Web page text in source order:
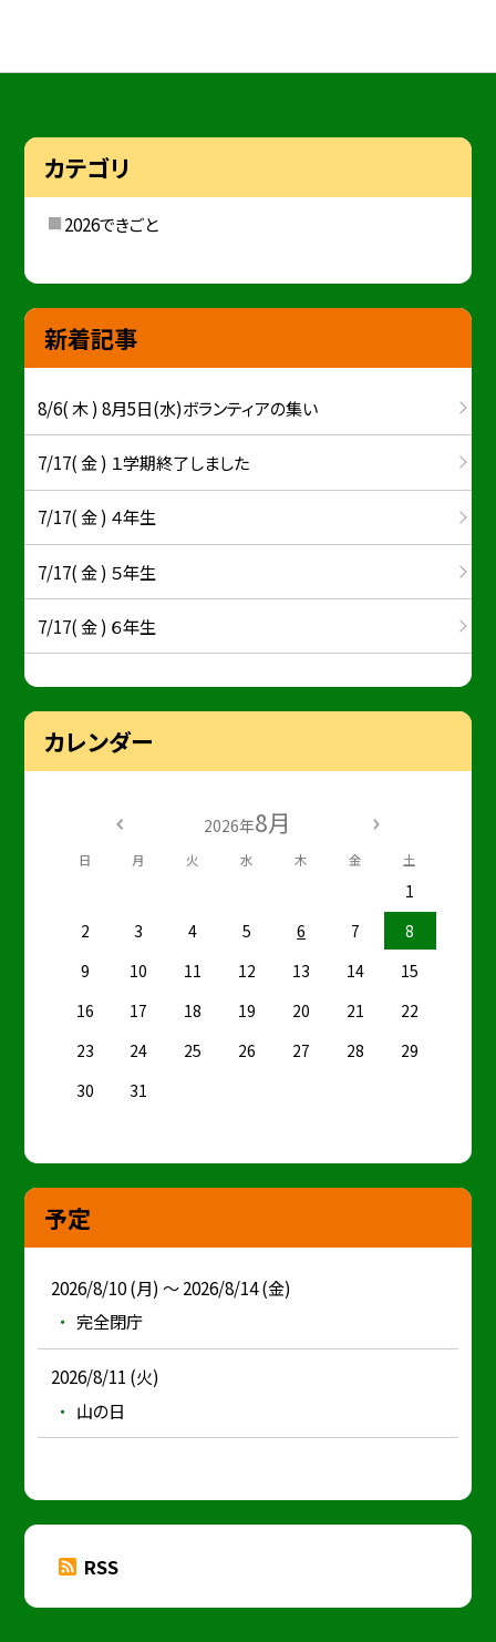
カテゴリ
2026できごと
新着記事
8/6( 木 ) 8月5日(水)ボランティアの集い
7/17( 金 ) １学期終了しました
7/17( 金 ) ４年生
7/17( 金 ) ５年生
7/17( 金 ) ６年生
カレンダー
2026年8月
日 月 火 水 木 金 土
1
2
3 4 5 6 7
8
9
10 11 12 13 14
15
16
17 18 19 20 21
22
23
24 25 26 27 28
29
30
31
予定
2026/8/10 (月) ～ 2026/8/14 (金)
完全閉庁
2026/8/11 (火)
山の日
RSS